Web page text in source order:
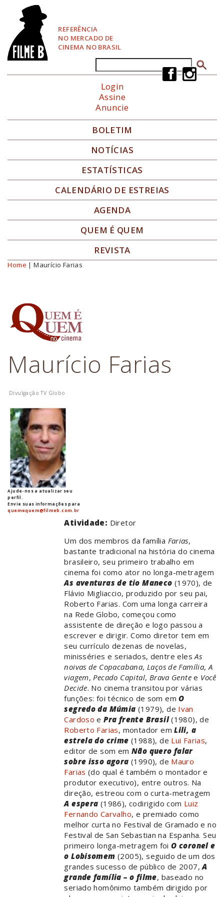
REFERÊNCIA
NO MERCADO DE
CINEMA NO BRASIL
Formulário de busca
Login
Assine
Anuncie
BOLETIM
NOTÍCIAS
ESTATÍSTICAS
CALENDÁRIO DE ESTREIAS
AGENDA
QUEM É QUEM
REVISTA
Você está aqui
Home | Maurício Farias
Maurício Farias
Divulgação TV Globo
Ajude-nos a atualizar seu
perfil.
Envie suas informações para
quemequem@filmeb.com.br
Atividade: Diretor
Um dos membros da família Farias,
bastante tradicional na história do cinema
brasileiro, seu primeiro trabalho em
cinema foi como ator no longa-metragem
As aventuras de tio Maneco (1970), de
Flávio Migliaccio, produzido por seu pai,
Roberto Farias. Com uma longa carreira
na Rede Globo, começou como
assistente de direção e logo passou a
escrever e dirigir. Como diretor tem em
seu currículo dezenas de novelas,
minisséries e seriados, dentre elesAs
noivas de Copacabana, Laços de Família,A
viagem,Pecado Capital, Brava Gente e Você
Decide. No cinema transitou por várias
funções: foi técnico de som emO
segredo da Múmia (1979), de Ivan
Cardoso ePra frente Brasil(1980), de
Roberto Farias, montador emLili, a
estrela do crime (1988), de Lui Farias,
editor de som em Não quero falar
sobre isso agora (1990), de Mauro
Farias (do qual é também o montador e
produtor executivo), entre outros. Na
direção, estreou com o curta-metragem
A espera (1986), codirigido com Luiz
Fernando Carvalho, e premiado como
melhor curta no Festival de Gramado e no
Festival de San Sebastian na Espanha. Seu
primeiro longa-metragem foiO coronel e
o Lobisomem (2005), seguido de um dos
grandes sucesso de público de 2007,A
grande família – o filme, baseado no
seriado homônimo também dirigido por